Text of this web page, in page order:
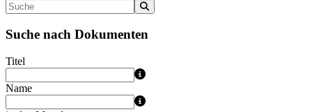
Suche nach Dokumenten
Titel
Name